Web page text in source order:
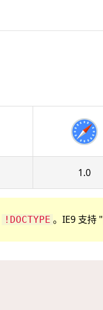
1.0
!DOCTYPE 。IE9 支持 "